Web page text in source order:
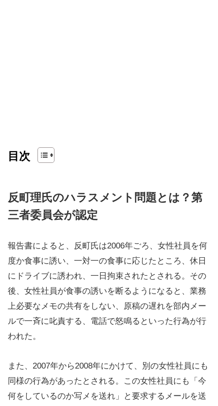
目次
反町理氏のハラスメント問題とは？第
三者委員会が認定
報告書によると、反町氏は2006年ごろ、女性社員を何
度か食事に誘い、一対一の食事に応じたところ、休日
にドライブに誘われ、一日拘束されたとされる。その
後、女性社員が食事の誘いを断るようになると、業務
上必要なメモの共有をしない、原稿の遅れを部内メー
ルで一斉に叱責する、電話で怒鳴るといった行為が行
われた。
また、2007年から2008年にかけて、別の女性社員にも
同様の行為があったとされる。この女性社員にも「今
何をしているのか写メを送れ」と要求するメールを送